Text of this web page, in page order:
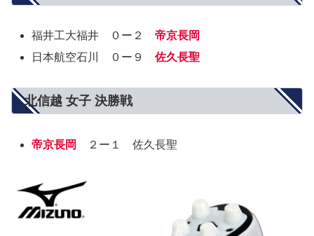
福井工大福井 ０ー２帝京長岡
日本航空石川 ０ー９佐久長聖
北信越 女子 決勝戦
帝京長岡 ２ー１ 佐久長聖